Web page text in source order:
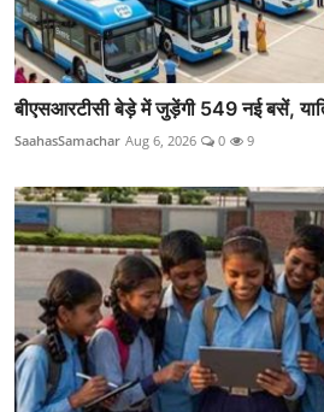
बीएसआरटीसी बेड़े में जुड़ेंगी 549 नई बसें,
SaahasSamachar Aug 6, 2026 0 9